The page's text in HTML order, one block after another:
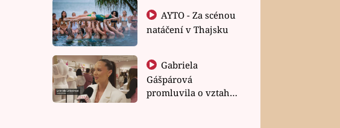
natáčení v Thajsku
Gabriela
Gášpárová
promluvila o vztahu